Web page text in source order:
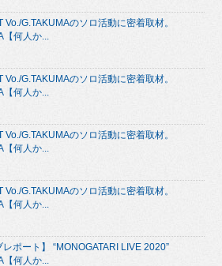
Vo./G.TAKUMAのソロ活動に密着取材。
【何人か...
Vo./G.TAKUMAのソロ活動に密着取材。
【何人か...
Vo./G.TAKUMAのソロ活動に密着取材。
【何人か...
Vo./G.TAKUMAのソロ活動に密着取材。
【何人か...
レポート】 “MONOGATARI LIVE 2020”
【何人か...